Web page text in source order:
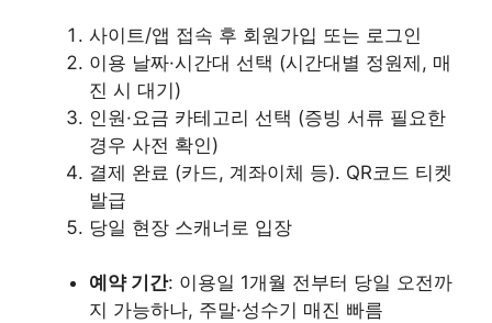
사이트/앱 접속 후 회원가입 또는 로그인
이용 날짜·시간대 선택 (시간대별 정원제, 매
진 시 대기)
인원·요금 카테고리 선택 (증빙 서류 필요한
경우 사전 확인)
결제 완료 (카드, 계좌이체 등). QR코드 티켓
발급
당일 현장 스캐너로 입장
예약 기간: 이용일 1개월 전부터 당일 오전까
지 가능하나, 주말·성수기 매진 빠름